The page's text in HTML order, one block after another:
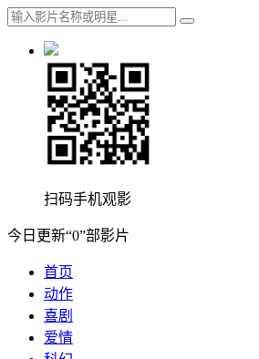
扫码手机观影
今日更新“0”部影片
首页
动作
喜剧
爱情